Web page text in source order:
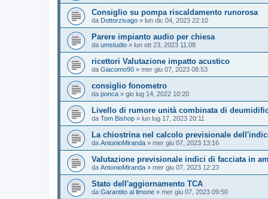
Consiglio su pompa riscaldamento runorosa
da Dottorzivago » lun dic 04, 2023 22:10
Parere impianto audio per chiesa
da umstudio » lun ott 23, 2023 11:08
ricettori Valutazione impatto acustico
da Giacomo90 » mer giu 07, 2023 08:53
consiglio fonometro
da ponca » gio lug 14, 2022 10:20
Livello di rumore unità combinata di
da Tom Bishop » lun lug 17, 2023 20:11
La chiostrina nel calcolo previsionale
da AntonioMiranda » mer giu 07, 2023 13:16
Valutazione previsionale indici di facciata in
da AntonioMiranda » mer giu 07, 2023 12:23
Stato dell'aggiornamento TCA
da Garantito al limone » mer giu 07, 2023 09:50